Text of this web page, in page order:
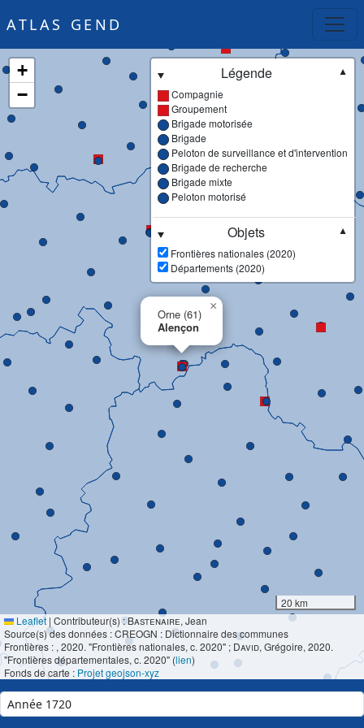
ATLAS GEND
Orne (61)
Alençon
×
+
−
Légende
▼
Compagnie
Groupement
Brigade motorisée
Brigade
Peloton de surveillance et d'intervention
Brigade de recherche
Brigade mixte
Peloton motorisé
Objets
▼
Frontières nationales (2020)
Départements (2020)
20 km
Leaflet | Contributeur(s) :Bastenaire, Jean
Source(s) des données : CREOGN : Dictionnaire des communes
Frontières : , 2020. "Frontières nationales, c. 2020" ; David, Grégoire, 2020.
"Frontières départementales, c. 2020" (lien)
Fonds de carte : Projet geojson-xyz